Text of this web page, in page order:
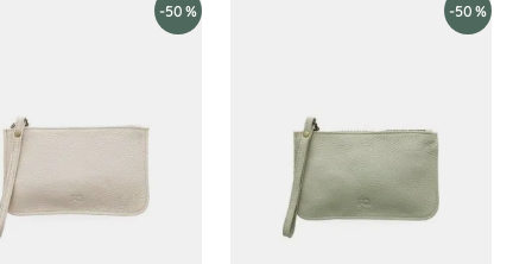
-50 % -50 %